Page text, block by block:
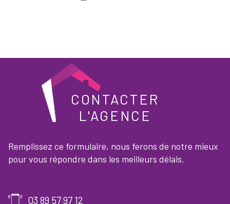
CONTACTER
L'AGENCE
Remplissez ce formulaire, nous ferons de notre mieux
pour vous répondre dans les meilleurs délais.
03 89 57 97 12